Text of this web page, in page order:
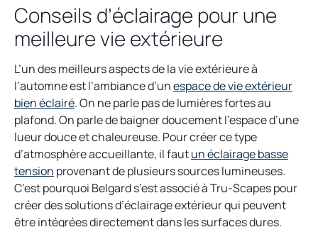
t
a
w
t
a
b
Conseils d’éclairage pour une
meilleure vie extérieure
L’un des meilleurs aspects de la vie extérieure à
l’automne est l’ambiance d’unespace de vie extérieur
bien éclairéo
p
e
n
s
i
n
a
. On ne parle pas de lumières fortes au
plafond. On parle de baigner doucement l’espace d’une
lueur douce et chaleureuse. Pour créer ce type
d’atmosphère accueillante, il fautun éclairage basse
tension o
p
e
n
provenant de plusieurs sources lumineuses.
C’est pourquoi Belgard s’est associé à Tru-Scapes pour
créer des solutions d’éclairage extérieur qui peuvent
être intégrées directement dans les surfaces dures.